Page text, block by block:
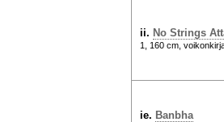
ii. No Strings
1, 160 cm,
ie. Banbha